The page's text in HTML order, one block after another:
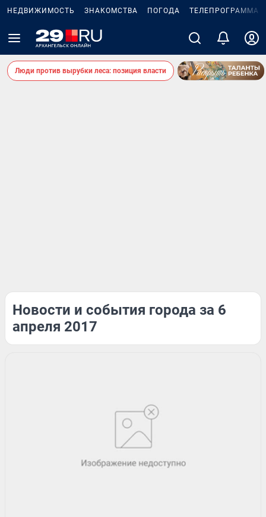
НЕДВИЖИМОСТЬ ЗНАКОМСТВА ПОГОДА ТЕЛЕПРОГРАММА
Люди против вырубки леса: позиция власти
Новости и события города за 6
апреля 2017